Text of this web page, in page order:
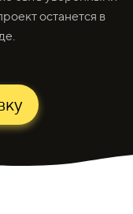
останется в